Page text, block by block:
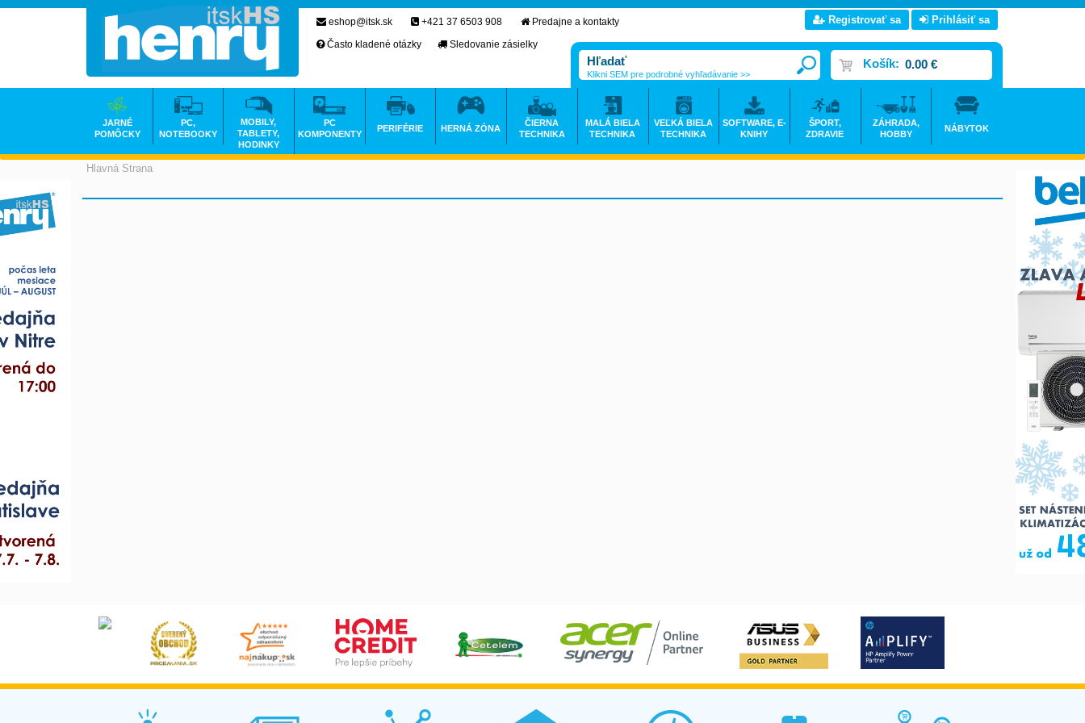
Hlavná Strana
eshop@itsk.sk +421 37 6503 908
Predajne a kontakty
Často kladené otázky
Sledovanie zásielky
Registrovať sa Prihlásiť sa
Košík: 0.00 €
Klikni SEM pre podrobné vyhľadávanie >>
JARNÉ
POMÔCKY
PC,
NOTEBOOKY
MOBILY,
TABLETY,
HODINKY
PC
KOMPONENTY
PERIFÉRIE HERNÁ ZÓNA
ČIERNA
TECHNIKA
MALÁ BIELA
TECHNIKA
VEĽKÁ BIELA
TECHNIKA
SOFTWARE, E-
KNIHY
ŠPORT,
ZDRAVIE
ZÁHRADA,
HOBBY
NÁBYTOK